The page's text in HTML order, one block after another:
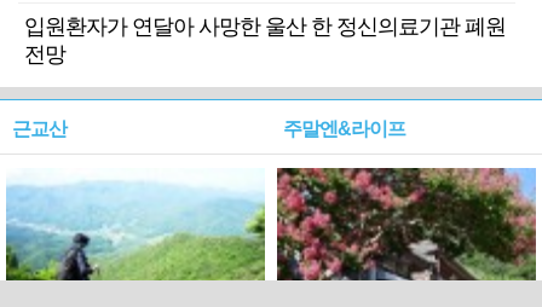
입원환자가 연달아 사망한 울산 한 정신의료기관 폐원
전망
근교산 주말엔&라이프